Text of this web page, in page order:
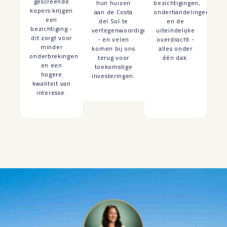
kopers krijgen
een
bezichtiging -
dit zorgt voor
minder
onderbrekingen
en een
hogere
kwaliteit van
interesse.
hun huizen
aan de Costa
del Sol te
vertegenwoordigen
- en velen
komen bij ons
terug voor
toekomstige
investeringen.
bezichtigingen,
onderhandelingen
en de
uiteindelijke
overdracht -
alles onder
één dak.